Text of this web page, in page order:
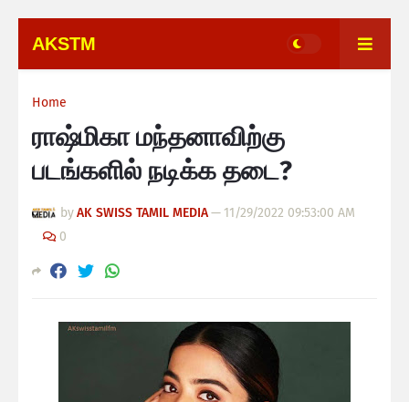
AKSTM
Home
ராஷ்மிகா மந்தனாவிற்கு
படங்களில் நடிக்க தடை?
byAK SWISS TAMIL MEDIA— 11/29/2022 09:53:00 AM
0